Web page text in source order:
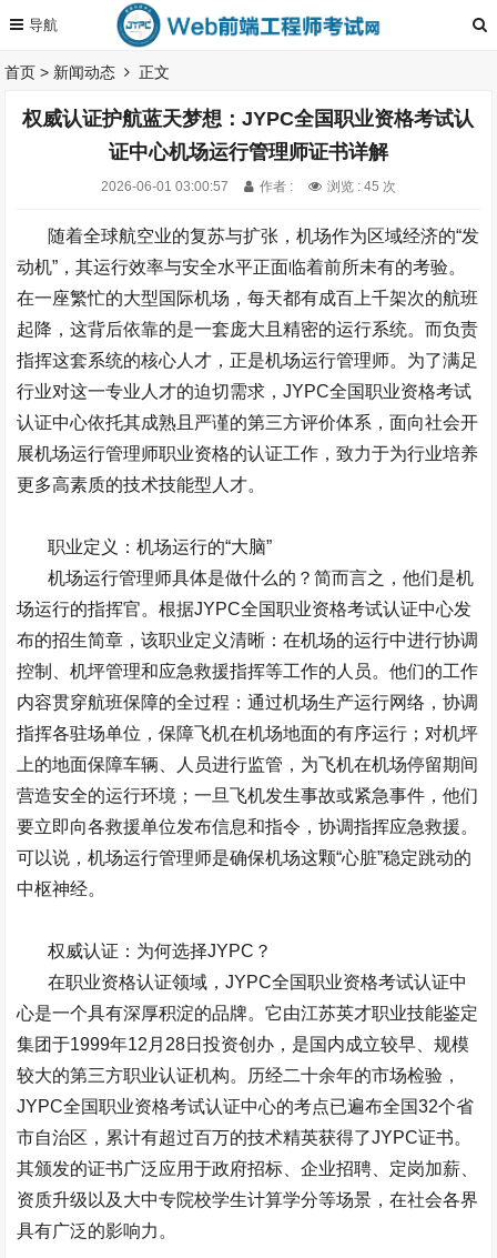
首页 > 新闻动态 正文
权威认证护航蓝天梦想：JYPC全国职业资格考试认
证中心机场运行管理师证书详解
2026-06-01 03:00:57 作者 : 浏览 : 45 次
随着全球航空业的复苏与扩张，机场作为区域经济的“发
动机”，其运行效率与安全水平正面临着前所未有的考验。
在一座繁忙的大型国际机场，每天都有成百上千架次的航班
起降，这背后依靠的是一套庞大且精密的运行系统。而负责
指挥这套系统的核心人才，正是机场运行管理师。为了满足
行业对这一专业人才的迫切需求，JYPC全国职业资格考试
认证中心依托其成熟且严谨的第三方评价体系，面向社会开
展机场运行管理师职业资格的认证工作，致力于为行业培养
更多高素质的技术技能型人才。
职业定义：机场运行的“大脑”
机场运行管理师具体是做什么的？简而言之，他们是机
场运行的指挥官。根据JYPC全国职业资格考试认证中心发
布的招生简章，该职业定义清晰：在机场的运行中进行协调
控制、机坪管理和应急救援指挥等工作的人员。他们的工作
内容贯穿航班保障的全过程：通过机场生产运行网络，协调
指挥各驻场单位，保障飞机在机场地面的有序运行；对机坪
上的地面保障车辆、人员进行监管，为飞机在机场停留期间
营造安全的运行环境；一旦飞机发生事故或紧急事件，他们
要立即向各救援单位发布信息和指令，协调指挥应急救援。
可以说，机场运行管理师是确保机场这颗“心脏”稳定跳动的
中枢神经。
权威认证：为何选择JYPC ？
在职业资格认证领域，JYPC全国职业资格考试认证中
心是一个具有深厚积淀的品牌。它由江苏英才职业技能鉴定
集团于1999年12 月 28日投资创办，是国内成立较早、规模
较大的第三方职业认证机构。历经二十余年的市场检验，
JYPC全国职业资格考试认证中心的考点已遍布全国32个省
市自治区，累计有超过百万的技术精英获得了JYPC证书。
其颁发的证书广泛应用于政府招标、企业招聘、定岗加薪、
资质升级以及大中专院校学生计算学分等场景，在社会各界
具有广泛的影响力。